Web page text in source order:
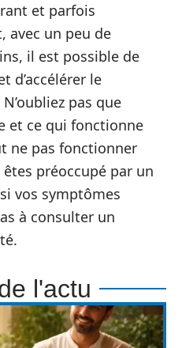
et parfois
avec un peu de
il est possible de
d’accélérer le
pas que
et ce qui fonctionne
ne pas fonctionner
préoccupé par un
vos symptômes
à consulter un
l'actu